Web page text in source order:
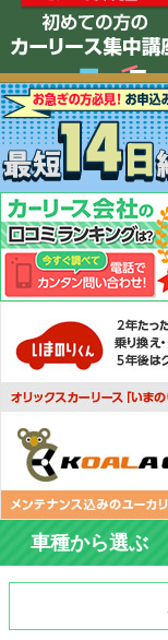
車種から選ぶ